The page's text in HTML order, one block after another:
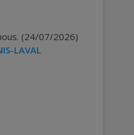
(24/07/2026)
LAVAL